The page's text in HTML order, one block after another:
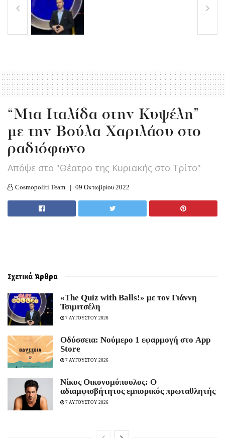
“Μια Ιταλίδα στην Κυψέλη”
με την Βούλα Χαριλάου στο
ραδιόφωνο
Απόψε στο "Θέατρο της Κυριακής στο Τρίτο"
Cosmopoliti Team 09 Οκτωβρίου 2022
Σχετικά Άρθρα
«The Quiz with Balls!» με τον Γιάννη
Τσιμιτσέλη
7 ΑΥΓΟΥΣΤΟΥ 2026
Οδύσσεια: Νούμερο 1 εφαρμογή στο App
Store
7 ΑΥΓΟΥΣΤΟΥ 2026
Νίκος Οικονομόπουλος: Ο
αδιαμφισβήτητος εμπορικός πρωταθλητής
7 ΑΥΓΟΥΣΤΟΥ 2026